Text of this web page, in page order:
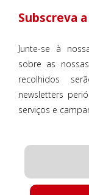
Subscreva
Junte-se à
sobre as
recolhidos
newsletters
serviços e